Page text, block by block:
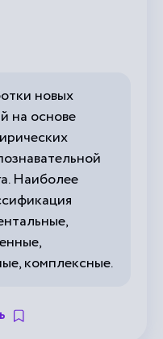
новых
на основе
Наиболее
комплексные.